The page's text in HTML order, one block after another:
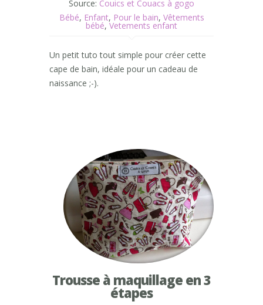
Source: Couics et Couacs à gogo
Bébé, Enfant, Pour le bain, Vêtements
bébé,Vetements enfant
Un petit tuto tout simple pour créer cette
cape de bain, idéale pour un cadeau de
naissance ;-).
Trousse à maquillage en 3
étapes